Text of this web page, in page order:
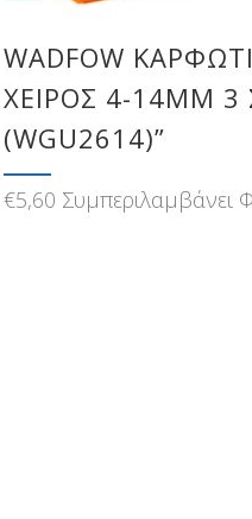
WADFOW
ΧΕΙΡΟΣ 4-14MM 3
(WGU2614)”
€5,60 Συμπεριλαμβάνει